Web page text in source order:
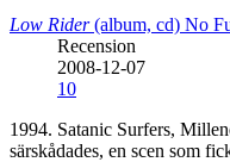
Low Rider(album, cd) No
Recension
2008-12-07
10
1994. Satanic Surfers,
särskådades, en scen som